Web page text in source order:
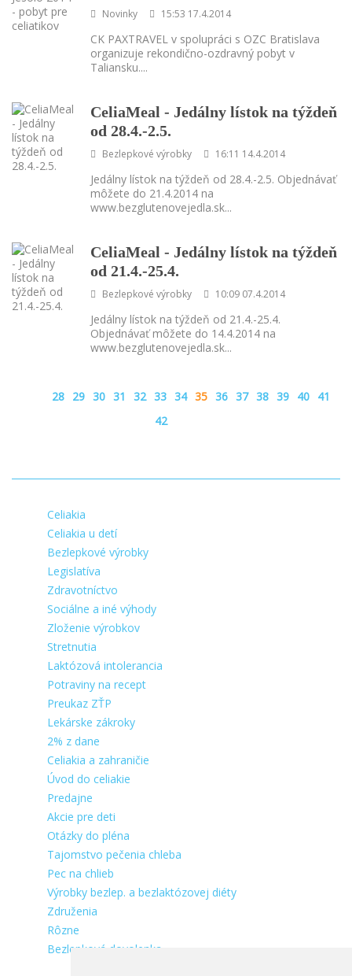
Novinky 15:53 17.4.2014
CK PAXTRAVEL v spolupráci s OZC Bratislava
organizuje rekondično-ozdravný pobyt v
Taliansku....
CeliaMeal - Jedálny lístok na týždeň
od 28.4.-2.5.
Bezlepkové výrobky 16:11 14.4.2014
Jedálny lístok na týždeň od 28.4.-2.5. Objednávať
môžete do 21.4.2014 na
www.bezglutenovejedla.sk...
CeliaMeal - Jedálny lístok na týždeň
od 21.4.-25.4.
Bezlepkové výrobky 10:09 07.4.2014
Jedálny lístok na týždeň od 21.4.-25.4.
Objednávať môžete do 14.4.2014 na
www.bezglutenovejedla.sk...
28 29 30 31 32 33 34 35 36 37 38 39 40 41
42
Celiakia
Celiakia u detí
Bezlepkové výrobky
Legislatíva
Zdravotníctvo
Sociálne a iné výhody
Zloženie výrobkov
Stretnutia
Laktózová intolerancia
Potraviny na recept
Preukaz ZŤP
Lekárske zákroky
2% z dane
Celiakia a zahraničie
Úvod do celiakie
Predajne
Akcie pre deti
Otázky do pléna
Tajomstvo pečenia chleba
Pec na chlieb
Výrobky bezlep. a bezlaktózovej diéty
Združenia
Rôzne
Bezlepková dovolenka